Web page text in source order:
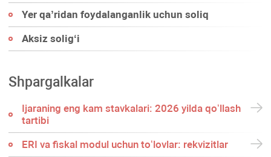
Yer qa’ridan foydalanganlik uchun soliq
Aksiz soligʻi
Shpargalkalar
Ijaraning eng kam stavkalari: 2026 yilda qoʻllash
tartibi
ERI va fiskal modul uchun toʻlovlar: rekvizitlar